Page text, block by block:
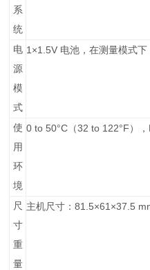
系
统
电
源
模
式
1×1.5V 电池，在测量模式下
使
用
环
境
0 to 50°C （32 to 122°F ），
尺
寸
重
量
主机尺寸：81.5×61×37.5